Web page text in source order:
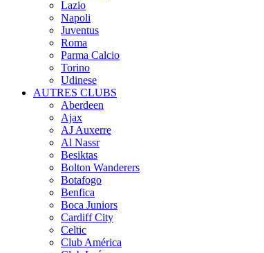
Lazio
Napoli
Juventus
Roma
Parma Calcio
Torino
Udinese
AUTRES CLUBS
Aberdeen
Ajax
AJ Auxerre
Al Nassr
Besiktas
Bolton Wanderers
Botafogo
Benfica
Boca Juniors
Cardiff City
Celtic
Club América